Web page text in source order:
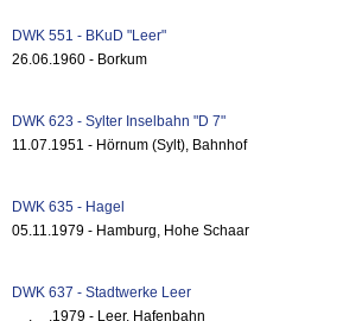
DWK 551 - BKuD "Leer"
26.06.1960 - Borkum
DWK 623 - Sylter Inselbahn "D 7"
11.07.1951 - Hörnum (Sylt), Bahnhof
DWK 635 - Hagel
05.11.1979 - Hamburg, Hohe Schaar
DWK 637 - Stadtwerke Leer
__.__.1979 - Leer, Hafenbahn